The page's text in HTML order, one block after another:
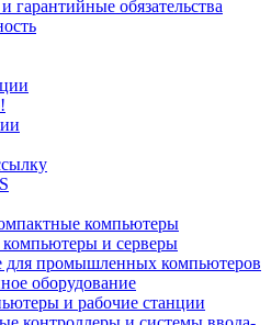
гарантийные обязательства
компьютеры
и серверы
промышленных компьютеров
оборудование
и рабочие станции